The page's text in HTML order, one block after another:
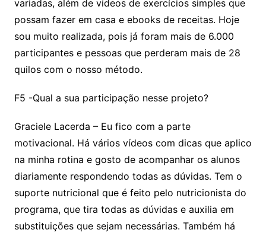
variadas, além de vídeos de exercícios simples que
possam fazer em casa e ebooks de receitas. Hoje
sou muito realizada, pois já foram mais de 6.000
participantes e pessoas que perderam mais de 28
quilos com o nosso método.
F5 -Qual a sua participação nesse projeto?
Graciele Lacerda – Eu fico com a parte
motivacional. Há vários vídeos com dicas que aplico
na minha rotina e gosto de acompanhar os alunos
diariamente respondendo todas as dúvidas. Tem o
suporte nutricional que é feito pelo nutricionista do
programa, que tira todas as dúvidas e auxilia em
substituições que sejam necessárias. Também há